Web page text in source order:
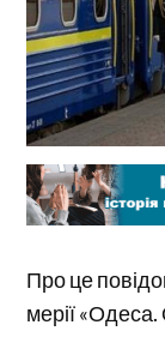
Про це
мерії «Одеса.